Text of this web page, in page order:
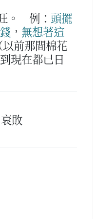
。 例： 頭擺
， 無想著這
以前那間棉花
現在都已日
敗